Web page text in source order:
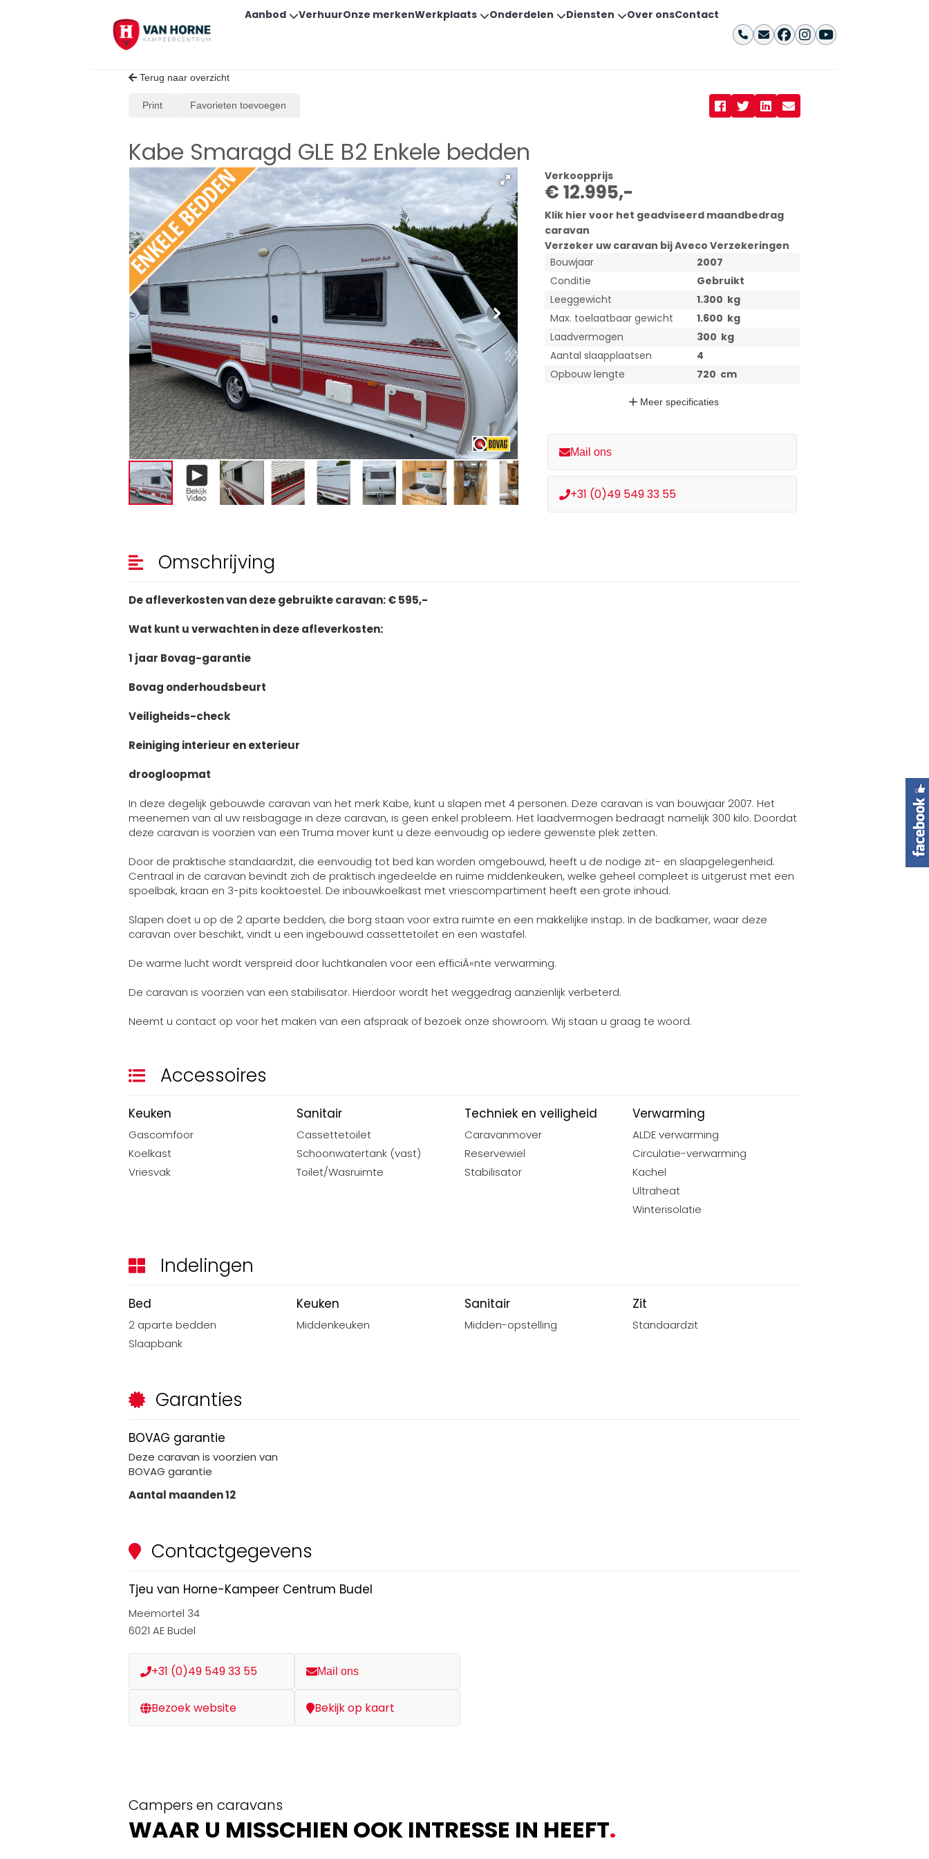
Aanbod VerhuurOnze merkenWerkplaats Onderdelen Diensten Over onsContact
Terug naar overzicht
Print Favorieten toevoegen
Kabe Smaragd GLE B2 Enkele bedden
Verkoopprijs
€ 12.995,-
Klik hier voor het geadviseerd maandbedrag
caravan
Verzeker uw caravan bij Aveco Verzekeringen
Bouwjaar
2007
Conditie
Gebruikt
Leeggewicht
1.300 kg
Max. toelaatbaar gewicht
1.600 kg
Laadvermogen
300 kg
Aantal slaapplaatsen
4
Opbouw lengte
720 cm
Meer specificaties
Mail ons
+31 (0)49 549 33 55
Omschrijving
De afleverkosten van deze gebruikte caravan: € 595,-
Wat kunt u verwachten in deze afleverkosten:
1 jaar Bovag-garantie
Bovag onderhoudsbeurt
Veiligheids-check
Reiniging interieur en exterieur
droogloopmat
In deze degelijk gebouwde caravan van het merk Kabe, kunt u slapen met 4 personen. Deze caravan is van bouwjaar 2007. Het
meenemen van al uw reisbagage in deze caravan, is geen enkel probleem. Het laadvermogen bedraagt namelijk 300 kilo. Doordat
deze caravan is voorzien van een Truma mover kunt u deze eenvoudig op iedere gewenste plek zetten.
Door de praktische standaardzit, die eenvoudig tot bed kan worden omgebouwd, heeft u de nodige zit- en slaapgelegenheid.
Centraal in de caravan bevindt zich de praktisch ingedeelde en ruime middenkeuken, welke geheel compleet is uitgerust met een
spoelbak, kraan en 3-pits kooktoestel. De inbouwkoelkast met vriescompartiment heeft een grote inhoud.
Slapen doet u op de 2 aparte bedden, die borg staan voor extra ruimte en een makkelijke instap. In de badkamer, waar deze
caravan over beschikt, vindt u een ingebouwd cassettetoilet en een wastafel.
De warme lucht wordt verspreid door luchtkanalen voor een efficiÃ«nte verwarming.
De caravan is voorzien van een stabilisator. Hierdoor wordt het weggedrag aanzienlijk verbeterd.
Neemt u contact op voor het maken van een afspraak of bezoek onze showroom. Wij staan u graag te woord.
Accessoires
Keuken
Gascomfoor
Koelkast
Vriesvak
Sanitair
Cassettetoilet
Schoonwatertank (vast)
Toilet/Wasruimte
Techniek en veiligheid
Caravanmover
Reservewiel
Stabilisator
Verwarming
ALDE verwarming
Circulatie-verwarming
Kachel
Ultraheat
Winterisolatie
Indelingen
Bed
2 aparte bedden
Slaapbank
Keuken
Middenkeuken
Sanitair
Midden-opstelling
Zit
Standaardzit
Garanties
BOVAG garantie
Deze caravanis voorzien van
BOVAG garantie
Aantal maanden12
Contactgegevens
Tjeu van Horne-Kampeer Centrum Budel
Meemortel 34
6021 AE Budel
+31 (0)49 549 33 55 Mail ons
Bezoek website Bekijk op kaart
Campers en caravans
WAAR U MISSCHIEN OOK INTRESSE IN HEEFT.